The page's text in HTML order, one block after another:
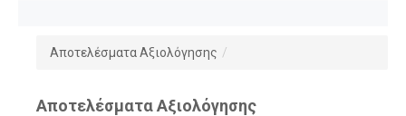
Αποτελέσματα Αξιολόγησης /
Αποτελέσματα Αξιολόγησης